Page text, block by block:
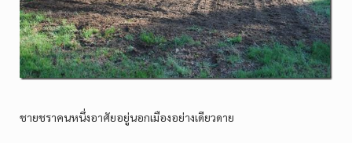
ชายชราคนหนึ่งอาศัยอยู่นอกเมืองอย่างเดียวดาย